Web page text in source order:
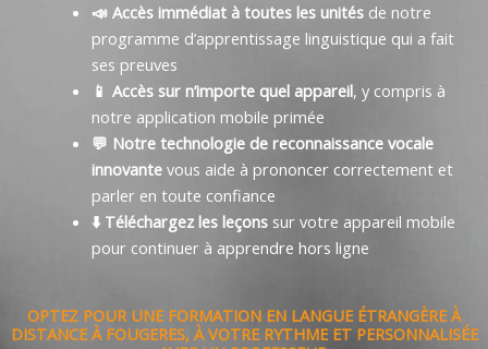
📣 Accès immédiat à toutes les unitésde notre
programme d’apprentissage linguistique qui a fait
ses preuves
📱 Accès sur n’importe quel appareil, y compris à
notre application mobile primée
💬 Notre technologie de reconnaissance vocale
innovantevous aide à prononcer correctement et
parler en toute confiance
⬇️ Téléchargez les leçonssur votre appareil mobile
pour continuer à apprendre hors ligne
OPTEZ POUR UNE FORMATION EN LANGUE ÉTRANGÈRE À
DISTANCE À FOUGERES, À VOTRE RYTHME ET PERSONNALISÉE